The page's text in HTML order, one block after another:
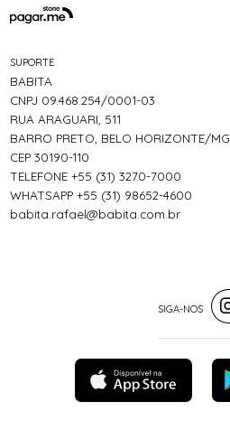
SUPORTE
BABITA
CNPJ 09.468.254/0001-03
RUA ARAGUARI, 511
BARRO PRETO, BELO HORIZONTE/MG
CEP 30190-110
TELEFONE +55 (31) 3270-7000
WHATSAPP +55 (31) 98652-4600
babita.rafael@babita.com.br